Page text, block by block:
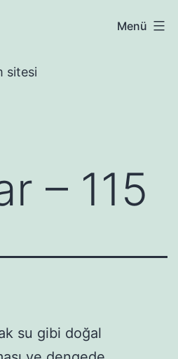
sitesi
Menü
– 115
su gibi doğal